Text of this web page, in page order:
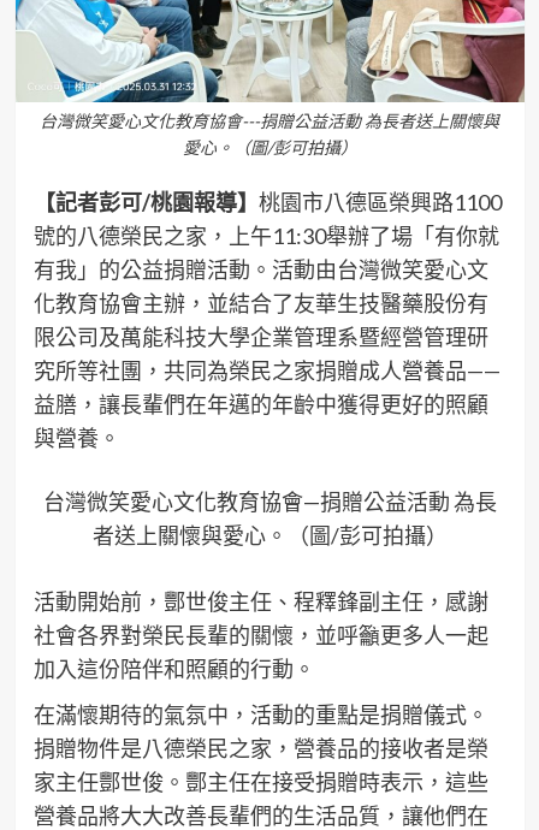
台灣微笑愛心文化教育協會---捐贈公益活動 為長者送上關懷與
愛心。（圖/彭可拍攝）
【記者彭可/桃園報導】 桃園市八德區榮興路1100
號的八德榮民之家，上午11:30舉辦了場「有你就
有我」的公益捐贈活動。活動由台灣微笑愛心文
化教育協會主辦，並結合了友華生技醫藥股份有
限公司及萬能科技大學企業管理系暨經營管理研
究所等社團，共同為榮民之家捐贈成人營養品——
益膳，讓長輩們在年邁的年齡中獲得更好的照顧
與營養。
台灣微笑愛心文化教育協會—捐贈公益活動 為長
者送上關懷與愛心。（圖/彭可拍攝）
活動開始前，酆世俊主任、程釋鋒副主任，感謝
社會各界對榮民長輩的關懷，並呼籲更多人一起
加入這份陪伴和照顧的行動。
在滿懷期待的氣氛中，活動的重點是捐贈儀式。
捐贈物件是八德榮民之家，營養品的接收者是榮
家主任酆世俊。酆主任在接受捐贈時表示，這些
營養品將大大改善長輩們的生活品質，讓他們在